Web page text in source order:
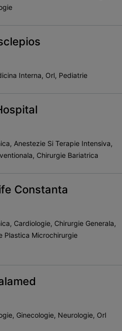
Interna, Orl, Pediatrie
Anestezie Si Terapie Intensiva,
Chirurgie Bariatrica
Constanta
Cardiologie, Chirurgie Generala,
Plastica Microchirurgie
Ginecologie, Neurologie, Orl